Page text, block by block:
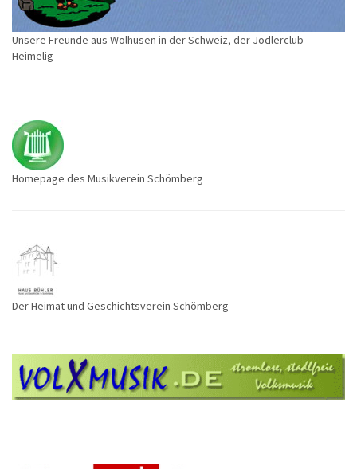
Unsere Freunde aus Wolhusen in der Schweiz, der Jodlerclub
Heimelig
Homepage des Musikverein Schömberg
Der Heimat und Geschichtsverein Schömberg